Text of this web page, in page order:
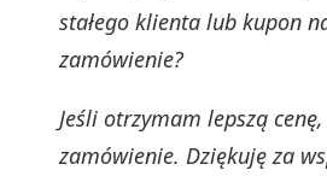
stałego klienta lub kupon
zamówienie?
Jeśli otrzymam lepszą
zamówienie. Dziękuję za